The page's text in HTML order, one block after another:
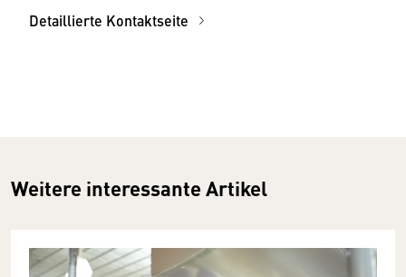
Detaillierte Kontaktseite
Weitere interessante Artikel